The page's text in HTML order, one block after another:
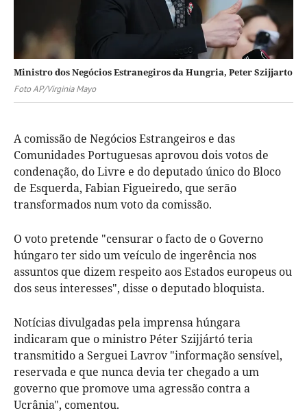
Ministro dos Negócios Estranegiros da Hungria, Peter Szijjarto
Foto AP/Virginia Mayo
A comissão de Negócios Estrangeiros e das
Comunidades Portuguesas aprovou dois votos de
condenação, do Livre e do deputado único do Bloco
de Esquerda, Fabian Figueiredo, que serão
transformados num voto da comissão.
O voto pretende "censurar o facto de o Governo
húngaro ter sido um veículo de ingerência nos
assuntos que dizem respeito aos Estados europeus ou
dos seus interesses", disse o deputado bloquista.
Notícias divulgadas pela imprensa húngara
indicaram que o ministro Péter Szijjártó teria
transmitido a Serguei Lavrov "informação sensível,
reservada e que nunca devia ter chegado a um
governo que promove uma agressão contra a
Ucrânia", comentou.